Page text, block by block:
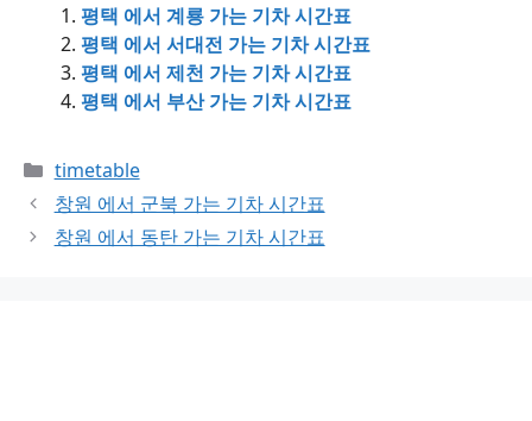
평택 에서 계룡 가는 기차 시간표
평택 에서 서대전 가는 기차 시간표
평택 에서 제천 가는 기차 시간표
평택 에서 부산 가는 기차 시간표
Categories
timetable
창원 에서 군북 가는 기차 시간표
창원 에서 동탄 가는 기차 시간표